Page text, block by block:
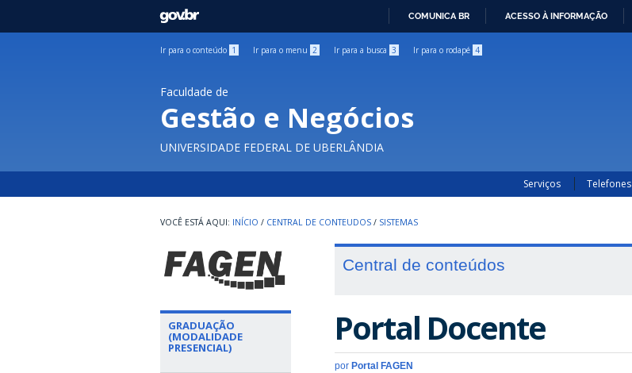
GOVBR
COMUNICA BR ACESSO À INFORMAÇÃO
Ir para o conteúdo 1 Ir para o menu 2 Ir para a busca 3 Ir para o rodapé 4
Faculdade de
Gestão e Negócios
UNIVERSIDADE FEDERAL DE UBERLÂNDIA
Serviços Telefones
INÍCIO / CENTRAL DE CONTEUDOS / SISTEMAS
GRADUAÇÃO
(MODALIDADE
PRESENCIAL)
Central de conteúdos
Portal Docente
por Portal FAGEN